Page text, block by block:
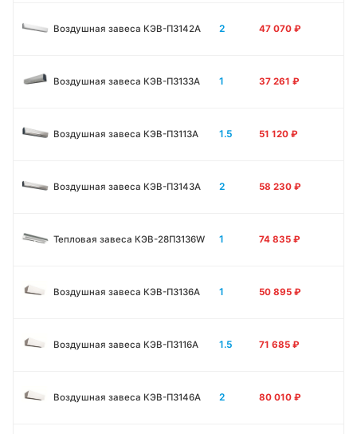
Воздушная завеса КЭВ-П3142A 2 47 070 ₽
Воздушная завеса КЭВ-П3133А 1 37 261 ₽
Воздушная завеса КЭВ-П3113А 1.5 51 120 ₽
Воздушная завеса КЭВ-П3143А 2 58 230 ₽
Тепловая завеса КЭВ-28П3136W 1 74 835 ₽
Воздушная завеса КЭВ-П3136A 1 50 895 ₽
Воздушная завеса КЭВ-П3116A 1.5 71 685 ₽
Воздушная завеса КЭВ-П3146A 2 80 010 ₽